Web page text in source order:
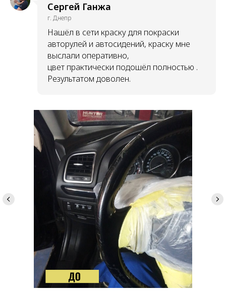
Сергей Ганжа
г. Днепр
Нашёл в сети краску для покраски
авторулей и автосидений, краску мне
выслали оперативно,
цвет практически подошёл полностью .
Результатом доволен.